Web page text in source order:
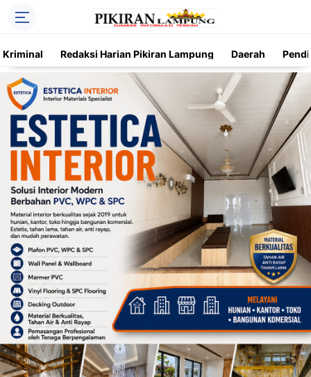
Kriminal Redaksi Harian Pikiran Lampung Daerah
Trending Kriminal Nasional